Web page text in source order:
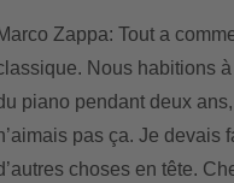
Zappa: Tout a
Nous habitions
piano pendant deux
pas ça. Je devais
choses en tête.